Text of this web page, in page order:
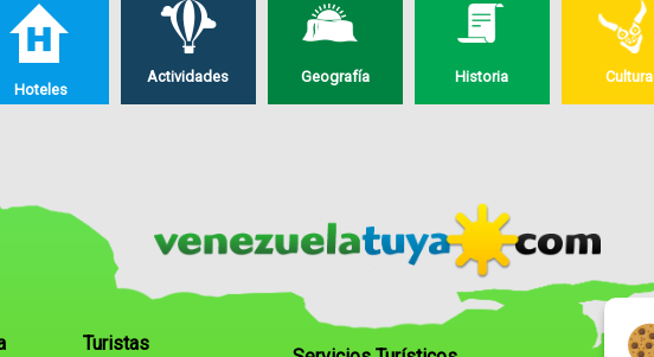
Hoteles
Actividades Geografía Historia Cultura
Turistas